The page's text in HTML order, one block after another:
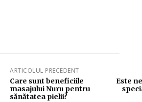
ARTICOLUL PRECEDENT
Care sunt beneficiile
masajului Nuru pentru
sănătatea pielii?
Este